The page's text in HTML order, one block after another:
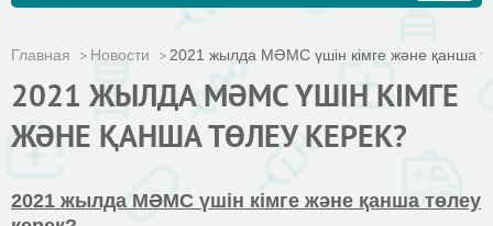
Главная Новости 2021 жылда МӘМС үшін кімге және қанша
2021 ЖЫЛДА МӘМС ҮШІН КІМГЕ
ЖӘНЕ ҚАНША ТӨЛЕУ КЕРЕК?
2021 жылда МӘМС үшін кімге және қанша төлеу